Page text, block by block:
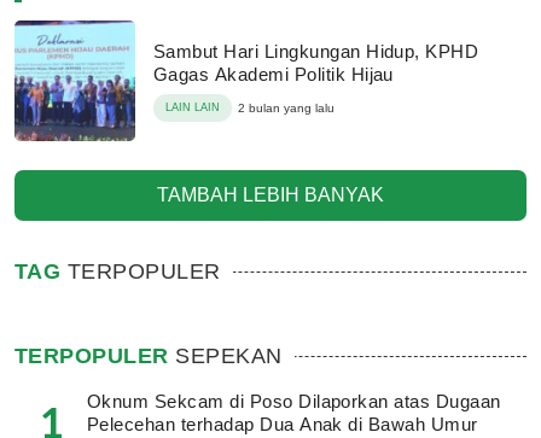
Sambut Hari Lingkungan Hidup, KPHD
Gagas Akademi Politik Hijau
LAIN LAIN 2 bulan yang lalu
TAMBAH LEBIH BANYAK
TAG TERPOPULER
TERPOPULER SEPEKAN
1
Oknum Sekcam di Poso Dilaporkan atas Dugaan
Pelecehan terhadap Dua Anak di Bawah Umur